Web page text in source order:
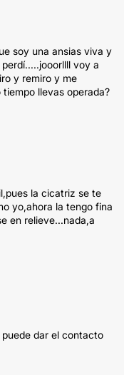
soy una ansias viva y
voy a
y remiro y me
llevas operada?
la cicatriz se te
yo,ahora la tengo fina
en relieve...nada,a
dar el contacto